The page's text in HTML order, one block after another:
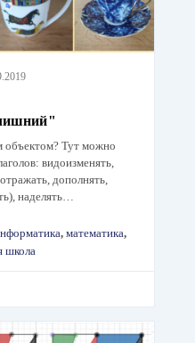
объектом? Тут можно
видоизменять,
дополнять,
наделять…
, математика,
школа